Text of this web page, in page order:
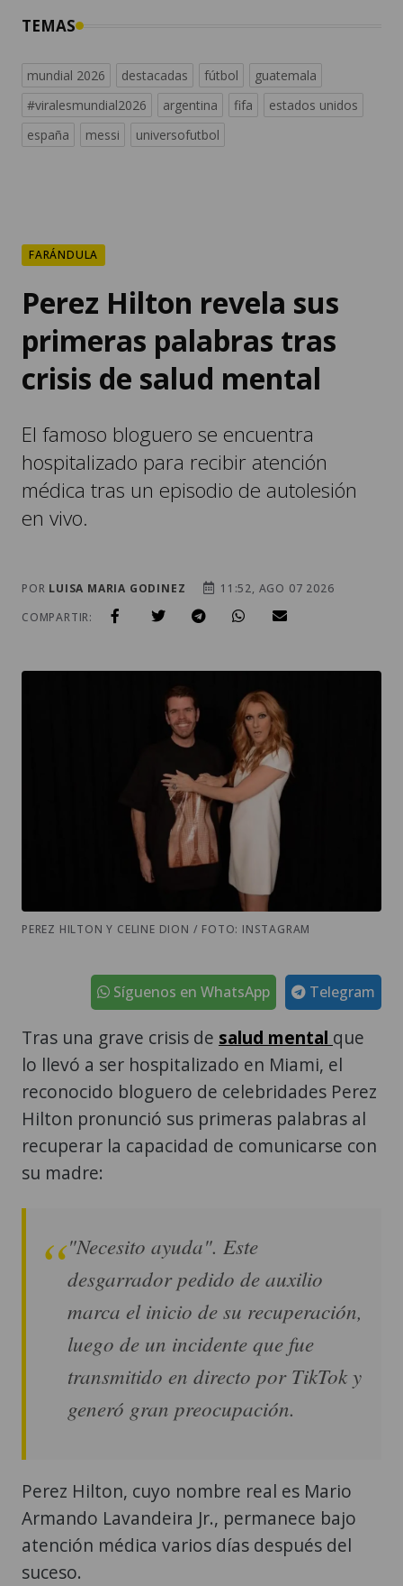
TEMAS
mundial 2026 destacadas fútbol
guatemala
#viralesmundial2026
argentina fifa
estados unidos
españa
messi universofutbol
FARÁNDULA
Perez Hilton revela sus
primeras palabras tras
crisis de salud mental
El famoso bloguero se encuentra
hospitalizado para recibir atención
médica tras un episodio de autolesión
en vivo.
POR LUISA MARIA GODINEZ
11:52, AGO 07 2026
COMPARTIR:
PEREZ HILTON Y CELINE DION / FOTO: INSTAGRAM
Telegram
Síguenos en WhatsApp
Tras una grave crisis de salud mental que
lo llevó a ser hospitalizado en Miami, el
reconocido bloguero de celebridades Perez
Hilton pronunció sus primeras palabras al
recuperar la capacidad de comunicarse con
su madre:
"Necesito ayuda". Este
desgarrador pedido de auxilio
marca el inicio de su recuperación,
luego de un incidente que fue
transmitido en directo por TikTok y
generó gran preocupación.
Perez Hilton, cuyo nombre real es Mario
Armando Lavandeira Jr., permanece bajo
atención médica varios días después del
suceso.